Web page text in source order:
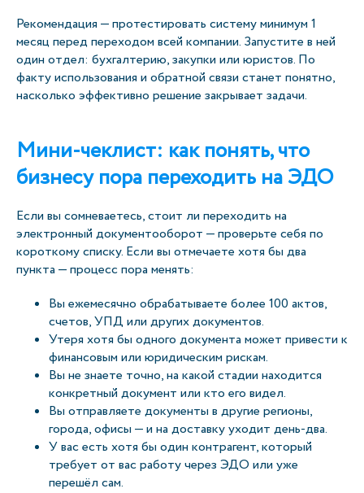
Рекомендация — протестировать систему минимум 1
месяц перед переходом всей компании. Запустите в ней
один отдел: бухгалтерию, закупки или юристов. По
факту использования и обратной связи станет понятно,
насколько эффективно решение закрывает задачи.
Мини-чеклист: как понять, что
бизнесу пора переходить на ЭДО
Если вы сомневаетесь, стоит ли переходить на
электронный документооборот — проверьте себя по
короткому списку. Если вы отмечаете хотя бы два
пункта — процесс пора менять:
Вы ежемесячно обрабатываете более 100 актов,
счетов, УПД или других документов.
Утеря хотя бы одного документа может привести к
финансовым или юридическим рискам.
Вы не знаете точно, на какой стадии находится
конкретный документ или кто его видел.
Вы отправляете документы в другие регионы,
города, офисы — и на доставку уходит день-два.
У вас есть хотя бы один контрагент, который
требует от вас работу через ЭДО или уже
перешёл сам.